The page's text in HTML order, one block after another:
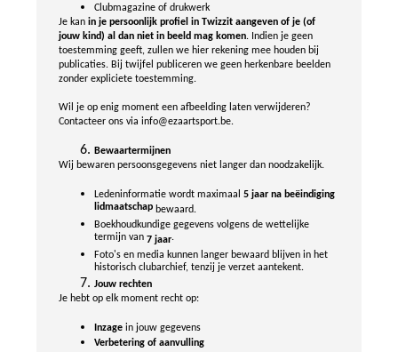
Clubmagazine of drukwerk
Je kanin je persoonlijk profiel in Twizzit aangeven of je (of
jouw kind) al dan niet in beeld mag komen. Indien je geen
toestemming geeft, zullen we hier rekening mee houden bij
publicaties. Bij twijfel publiceren we geen herkenbare beelden
zonder expliciete toestemming.
Wil je op enig moment een afbeelding laten verwijderen?
Contacteer ons via info@ezaartsport.be.
Bewaartermijnen
Wij bewaren persoonsgegevens niet langer dan noodzakelijk.
Ledeninformatie wordt maximaal5 jaar na beëindiging
lidmaatschap bewaard.
Boekhoudkundige gegevens volgens de wettelijke
termijn van7 jaar.
Foto's en media kunnen langer bewaard blijven in het
historisch clubarchief, tenzij je verzet aantekent.
Jouw rechten
Je hebt op elk moment recht op:
Inzage in jouw gegevens
Verbetering of aanvulling